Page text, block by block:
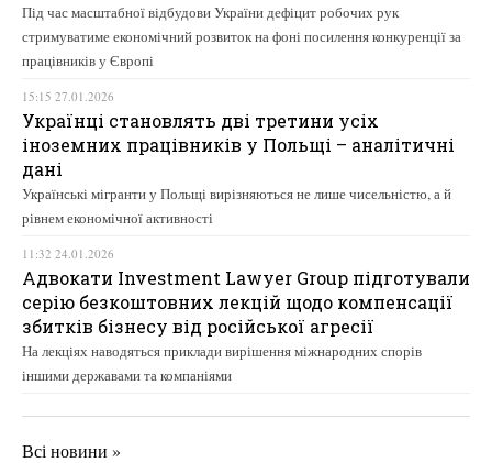
Під час масштабної відбудови України дефіцит робочих рук
стримуватиме економічний розвиток на фоні посилення конкуренції за
працівників у Європі
15:15 27.01.2026
Українці становлять дві третини усіх
іноземних працівників у Польщі – аналітичні
дані
Українські мігранти у Польщі вирізняються не лише чисельністю, а й
рівнем економічної активності
11:32 24.01.2026
Адвокати Investment Lawyer Group підготували
серію безкоштовних лекцій щодо компенсації
збитків бізнесу від російської агресії
На лекціях наводяться приклади вирішення міжнародних спорів
іншими державами та компаніями
Всі новини »